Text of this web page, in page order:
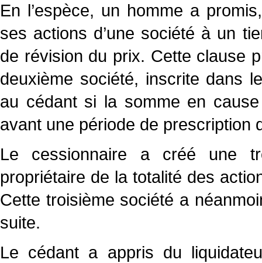
En l’espèce, un homme a
ses actions d’une société à un
de révision du prix. Cette clause
deuxième société, inscrite dans
au cédant si la somme en
avant une période de prescription
Le cessionnaire a créé une
propriétaire de la totalité des
Cette troisième société a
suite.
Le cédant a appris du